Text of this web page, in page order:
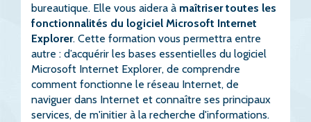
bureautique. Elle vous aidera à maîtriser toutes les
fonctionnalités du logiciel Microsoft Internet
Explorer. Cette formation vous permettra entre
autre : d’acquérir les bases essentielles du logiciel
Microsoft Internet Explorer, de comprendre
comment fonctionne le réseau Internet, de
naviguer dans Internet et connaître ses principaux
services, de m'initier à la recherche d'informations.